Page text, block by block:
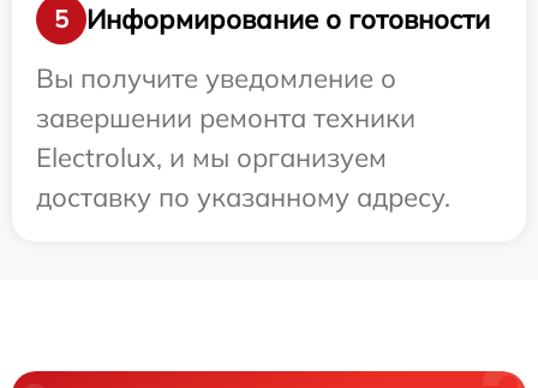
5
Информирование о готовности
Вы получите уведомление о
завершении ремонта техники
Electrolux, и мы организуем
доставку по указанному адресу.